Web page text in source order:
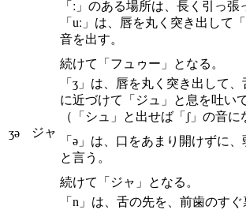
「ː」のある場所は、長く引っ張
「uː」は、唇を丸く突き出して
音を出す。
続けて「フュゥー」となる。
ʒə ジャ
「ʒ」は、唇を丸く突き出して
に近づけて「ジュ」と息を吐い
（「シュ」と出せば「ʃ」の音に
「ə」は、口をあまり開けずに、
と言う。
続けて「ジャ」となる。
「n」は、舌の先を、前歯のす